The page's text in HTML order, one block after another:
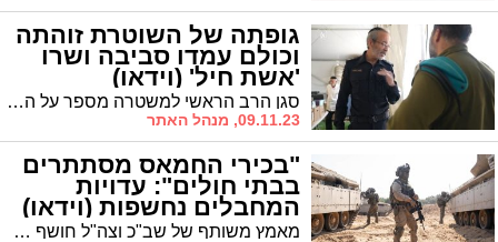
גופתה של השוטרת זוהתה
וכולם עמדו סביבה ושרו
'אשת חיל' (וידאו)
סגן הרב הראשי למשטרה מספר על ההתרחשויות במחנה שורה מאז נודע על הטבח. "רואה את הגופות ומכיר אותן באופן אישי"
09.11.23, מנהל האתר
"בכירי החמאס מסתתרים
בבתי חולים": עדויות
המחבלים נחשפות (וידאו)
מאמץ משותף של שב"כ וצה"ל חושף הערב כיצד חמאס מנצל בתי חולים, אמבולנסים, מרפאות, מסגדים ובתי ספר למטרות טרור. מחבל: "מקומות רבים ברצועת עזה מולכדו, כאשר הכבלים שמובילים למערכת ההפעלה נמצאים במסגדים ומרפאות של אזרחים"